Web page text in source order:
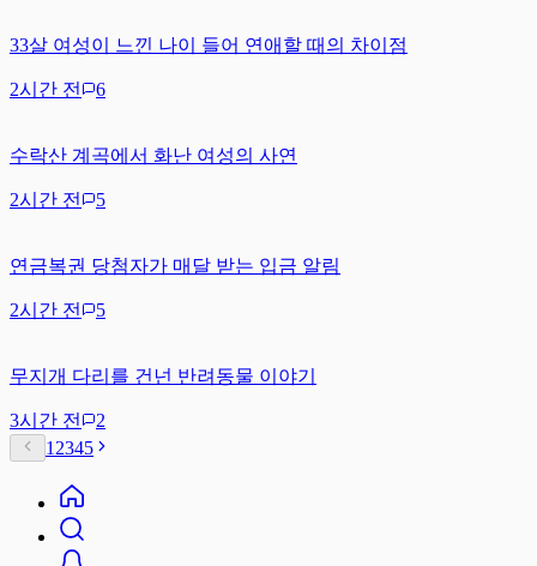
33살 여성이 느낀 나이 들어 연애할 때의 차이점
2시간 전 6
수락산 계곡에서 화난 여성의 사연
2시간 전 5
연금복권 당첨자가 매달 받는 입금 알림
2시간 전 5
무지개 다리를 건넌 반려동물 이야기
3시간 전
2
1 2345